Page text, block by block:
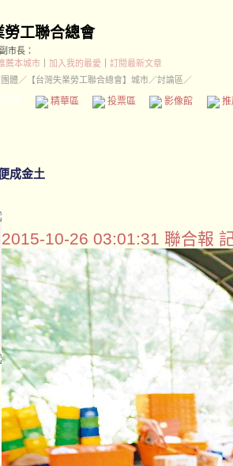
勞工聯合總會
副市長：
薦本城市 加入我的最愛
訂閱最新文章
體／ 【台灣失業勞工聯合總會】城市／討論區／
精華區 投票區 影像館
成金土
2015-10-26 03:01:31 聯合報